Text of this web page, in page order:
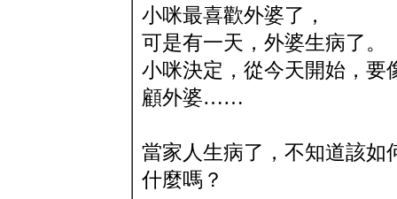
小咪最喜歡外婆了，
可是有一天，外婆生病了。
小咪決定，從今天開始，要
顧外婆……
當家人生病了，不知道該如
什麼嗎？